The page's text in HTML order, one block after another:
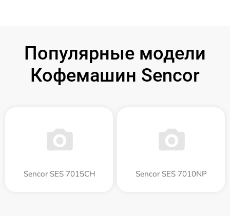
Популярные модели
Кофемашин Sencor
Sencor SES 7015CH Sencor SES 7010NP